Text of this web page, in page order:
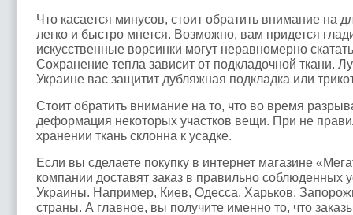
Что касается минусов, стоит обратить внимание на
легко и быстро мнется. Возможно, вам придется
искусственные ворсинки могут неравномерно
Сохранение тепла зависит от подкладочной ткани.
Украине вас защитит дубляжная подкладка или
Стоит обратить внимание на то, что во время
деформация некоторых участков вещи. При не
хранении ткань склонна к усадке.
Если вы сделаете покупку в интернет магазине
компании доставят заказ в правильно соблюденных
Украины. Например, Киев, Одесса, Харьков,
страны. А главное, вы получите именно то, что